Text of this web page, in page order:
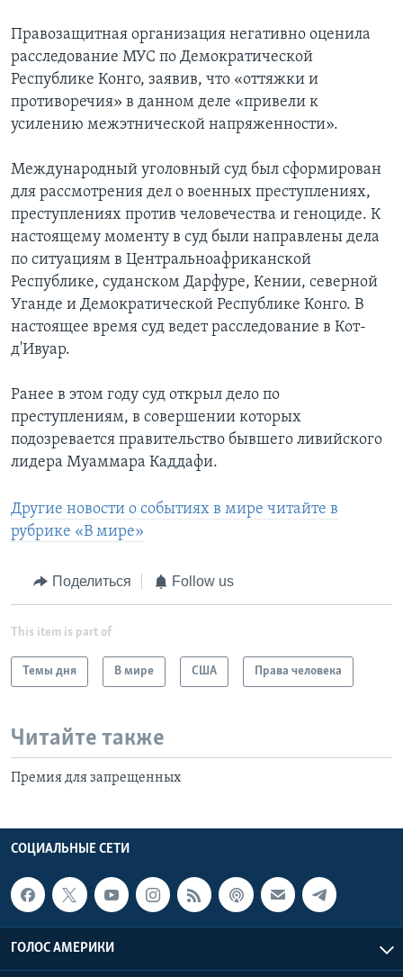
Правозащитная организация негативно оценила
расследование МУС по Демократической
Республике Конго, заявив, что «оттяжки и
противоречия» в данном деле «привели к
усилению межэтнической напряженности».
Международный уголовный суд был сформирован
для рассмотрения дел о военных преступлениях,
преступлениях против человечества и геноциде. К
настоящему моменту в суд были направлены дела
по ситуациям в Центральноафриканской
Республике, суданском Дарфуре, Кении, северной
Уганде и Демократической Республике Конго. В
настоящее время суд ведет расследование в Кот-
д'Ивуар.
Ранее в этом году суд открыл дело по
преступлениям, в совершении которых
подозревается правительство бывшего ливийского
лидера Муаммара Каддафи.
Другие новости о событиях в мире читайте в
рубрике «В мире»
Поделиться Follow us
This item is part of
Темы дня В мире США Права человека
Читайте также
Премия для запрещенных
СОЦИАЛЬНЫЕ СЕТИ
ГОЛОС АМЕРИКИ